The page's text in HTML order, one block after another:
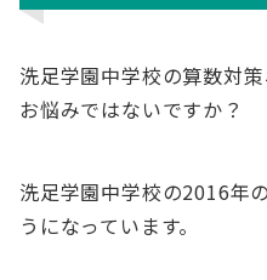
洗足学園中学校の算数対
お悩みではないですか？
洗足学園中学校の2016年
うになっています。